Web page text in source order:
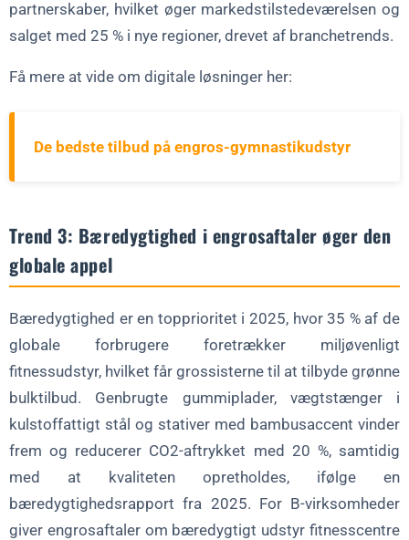
partnerskaber, hvilket øger markedstilstedeværelsen og
salget med 25 % i nye regioner, drevet af branchetrends.
Få mere at vide om digitale løsninger her:
De bedste tilbud på engros-gymnastikudstyr
Trend 3: Bæredygtighed i engrosaftaler øger den
globale appel
Bæredygtighed er en topprioritet i 2025, hvor 35 % af de
globale forbrugere foretrækker miljøvenligt
fitnessudstyr, hvilket får grossisterne til at tilbyde grønne
bulktilbud. Genbrugte gummiplader, vægtstænger i
kulstoffattigt stål og stativer med bambusaccent vinder
frem og reducerer CO2-aftrykket med 20 %, samtidig
med at kvaliteten opretholdes, ifølge en
bæredygtighedsrapport fra 2025. For B-virksomheder
giver engrosaftaler om bæredygtigt udstyr fitnesscentre